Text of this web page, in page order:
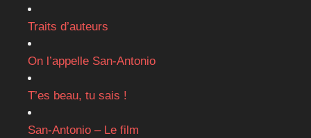
Traits d’auteurs
On l’appelle San-Antonio
T’es beau, tu sais !
San-Antonio – Le film